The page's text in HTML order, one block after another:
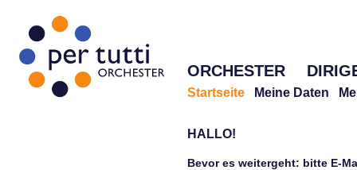
ORCHESTER
Startseite Meine Daten
HALLO!
Bevor es weitergeht: bitte E-